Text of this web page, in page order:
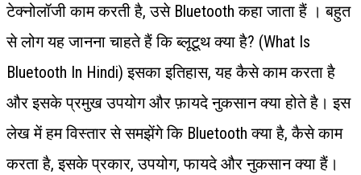
टेक्नोलॉजी काम करती है, उसे Bluetooth कहा जाता हैं । बहुत
से लोग यह जानना चाहते हैं कि ब्लूटूथ क्या है? (What Is
Bluetooth In Hindi) इसका इतिहास, यह कैसे काम करता है
और इसके प्रमुख उपयोग और फ़ायदे नुकसान क्या होते है। इस
लेख में हम विस्तार से समझेंगे कि Bluetooth क्या है, कैसे काम
करता है, इसके प्रकार, उपयोग, फायदे और नुकसान क्या हैं।